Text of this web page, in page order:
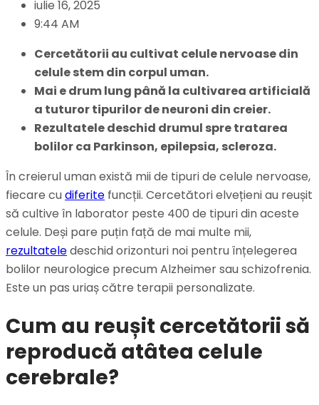
iulie 16, 2025
9:44 AM
Cercetătorii au cultivat celule nervoase din
celule stem din corpul uman.
Mai e drum lung până la cultivarea artificială
a tuturor tipurilor de neuroni din creier.
Rezultatele deschid drumul spre tratarea
bolilor ca Parkinson, epilepsia, scleroza.
În creierul uman există mii de tipuri de celule nervoase,
fiecare cudiferite funcții. Cercetători elvețieni au reușit
să cultive în laborator peste 400 de tipuri din aceste
celule. Deși pare puțin față de mai multe mii,
rezultateledeschid orizonturi noi pentru înțelegerea
bolilor neurologice precum Alzheimer sau schizofrenia.
Este un pas uriaș către terapii personalizate.
Cum au reușit cercetătorii să
reproducă atâtea celule
cerebrale?